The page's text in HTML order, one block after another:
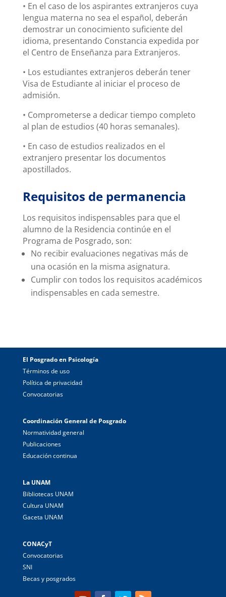
• En el caso de los aspirantes extranjeros cuya
lengua materna no sea el español, deberán
demostrar un conocimiento suficiente del
idioma, presentando Constancia expedida por
el Centro de Enseñanza para Extranjeros.
• Los estudiantes extranjeros deberán tener
Visa de Estudiante al iniciar el proceso de
admisión.
• Comprometerse a dedicar tiempo completo
al plan de estudios (40 horas semanales).
• En caso de estudios realizados en el
extranjero presentar los documentos
apostillados.
Requisitos de permanencia
Los requisitos indispensables para que el
alumno de la Residencia continúe en el
Programa de Posgrado, son:
No recibir evaluaciones negativas más de
una ocasión en la misma asignatura.
Cumplir con todos los requisitos académicos
indispensables en cada semestre.
El Posgrado en Psicología
Términos de uso
Política de privacidad
Convocatorias
Coordinación General de Posgrado
Normatividad general
Publicaciones
Educación continua
La UNAM
Bibliotecas UNAM
Cultura UNAM
Gaceta UNAM
CONACyT
Convocatorias
SNI
Becas y posgrados